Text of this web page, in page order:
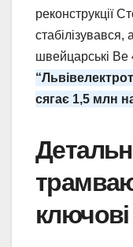
реконструкції
швейцарські Be
сягає 1,5 млн